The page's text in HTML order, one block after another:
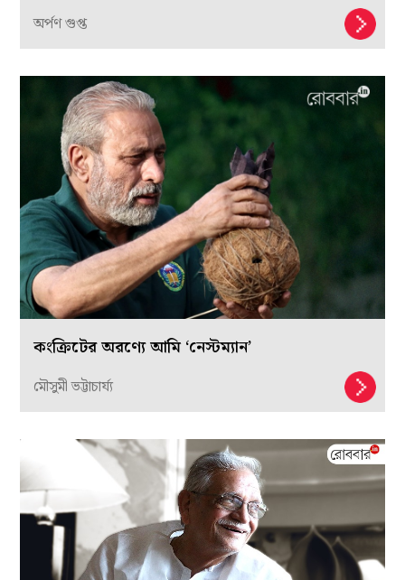
অর্পণ গুপ্ত
কংক্রিটের অরণ্যে আমি ‘নেস্টম্যান’
মৌসুমী ভট্টাচার্য্য